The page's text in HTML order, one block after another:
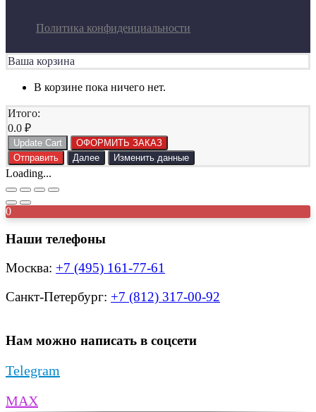
Политика конфиденциальности
Ваша корзина
В корзине пока ничего нет.
Итого:
0.0 ₽
Update Cart
ОФОРМИТЬ ЗАКАЗ
Отправить
Далее Изменить данные
Loading...
0
Наши телефоны
Москва: +7 (495) 161-77-61
Санкт-Петербург: +7 (812) 317-00-92
Нам можно написать в соцсети
Telegram
MAX